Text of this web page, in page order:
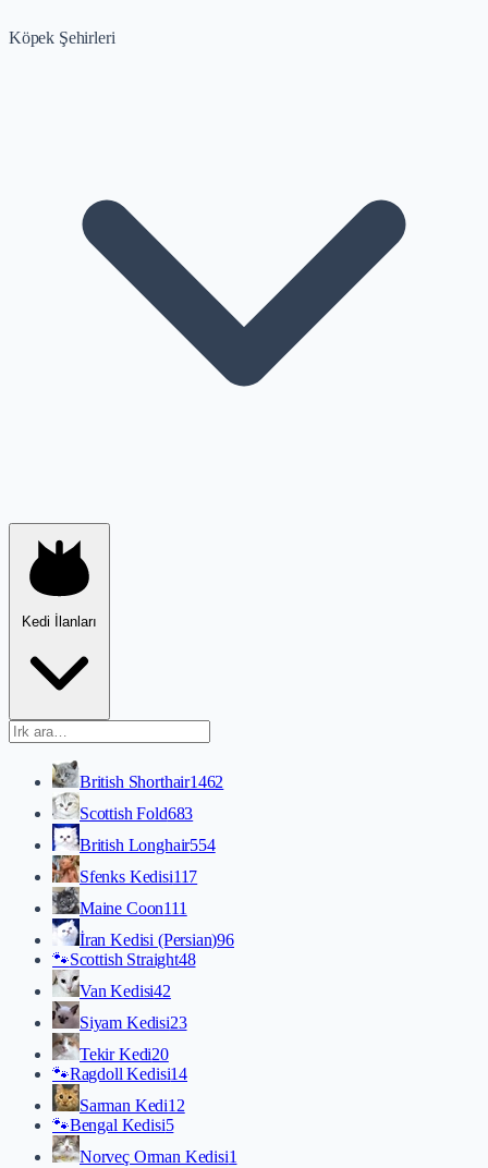
Köpek Şehirleri
Kedi İlanları
British Shorthair1462
Scottish Fold683
British Longhair554
Sfenks Kedisi117
Maine Coon111
İran Kedisi (Persian)96
🐾Scottish Straight48
Van Kedisi42
Siyam Kedisi23
Tekir Kedi20
🐾Ragdoll Kedisi14
Sarman Kedi12
🐾Bengal Kedisi5
Norveç Orman Kedisi1